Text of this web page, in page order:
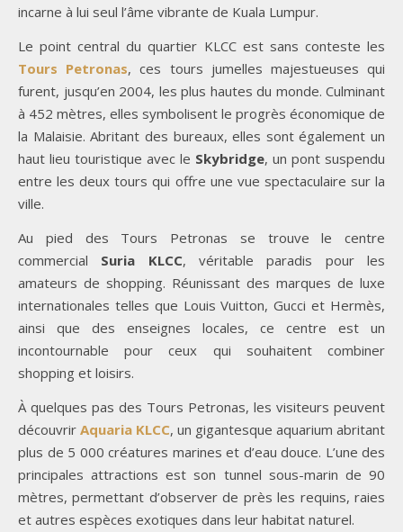
incarne à lui seul l’âme vibrante de Kuala Lumpur.
Le point central du quartier KLCC est sans conteste les
Tours Petronas, ces tours jumelles majestueuses qui
furent, jusqu’en 2004, les plus hautes du monde. Culminant
à 452 mètres, elles symbolisent le progrès économique de
la Malaisie. Abritant des bureaux, elles sont également un
haut lieu touristique avec le Skybridge, un pont suspendu
entre les deux tours qui offre une vue spectaculaire sur la
ville.
Au pied des Tours Petronas se trouve le centre
commercial Suria KLCC, véritable paradis pour les
amateurs de shopping. Réunissant des marques de luxe
internationales telles que Louis Vuitton, Gucci et Hermès,
ainsi que des enseignes locales, ce centre est un
incontournable pour ceux qui souhaitent combiner
shopping et loisirs.
À quelques pas des Tours Petronas, les visiteurs peuvent
découvrir Aquaria KLCC, un gigantesque aquarium abritant
plus de 5 000 créatures marines et d’eau douce. L’une des
principales attractions est son tunnel sous-marin de 90
mètres, permettant d’observer de près les requins, raies
et autres espèces exotiques dans leur habitat naturel.